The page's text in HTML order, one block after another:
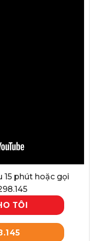
15 phút hoặc gọi
TÔI